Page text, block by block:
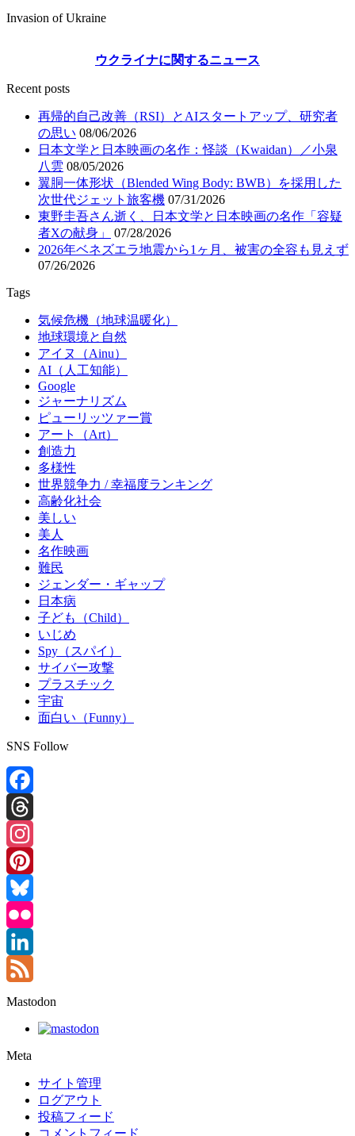
Invasion of Ukraine
ウクライナに関するニュース
Recent posts
再帰的自己改善（RSI）とAIスタートアップ、研究者
の思い 08/06/2026
日本文学と日本映画の名作：怪談（Kwaidan）／小泉
八雲 08/05/2026
翼胴一体形状（Blended Wing Body: BWB）を採用した
次世代ジェット旅客機 07/31/2026
東野圭吾さん逝く、日本文学と日本映画の名作「容疑
者Xの献身」
07/28/2026
2026年ベネズエラ地震から1ヶ月、被害の全容も見えず
07/26/2026
Tags
気候危機（地球温暖化）
地球環境と自然
アイヌ（Ainu）
AI（人工知能）
Google
ジャーナリズム
ピューリッツァー賞
アート（Art）
創造力
多様性
世界競争力 / 幸福度ランキング
高齢化社会
美しい
美人
名作映画
難民
ジェンダー・ギャップ
日本病
子ども（Child）
いじめ
Spy（スパイ）
サイバー攻撃
プラスチック
宇宙
面白い（Funny）
SNS Follow
Facebook
Threads
Instagram
Pinterest
Bluesky
Flickr
LinkedIn
Feed
Mastodon
Meta
サイト管理
ログアウト
投稿フィード
コメントフィード